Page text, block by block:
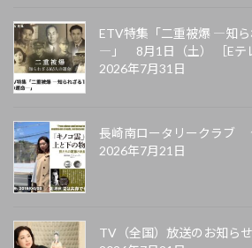
ETV特集「二重被爆 ―知
―」 8月1日（土） ［Eテ
2026年7月31日
長崎南ロータリークラブ
2026年7月21日
TV（全国）放送のお知ら